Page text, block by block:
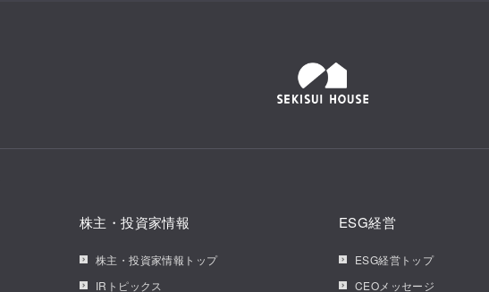
株主・投資家情報
株主・投資家情報トップ
IRトピックス
ESG経営
ESG経営トップ
CEOメッセージ